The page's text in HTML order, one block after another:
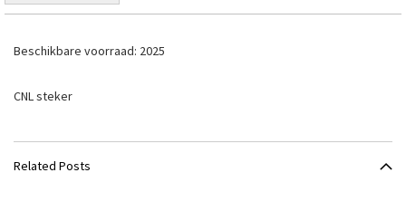
Beschikbare voorraad: 2025
CNL steker
Related Posts